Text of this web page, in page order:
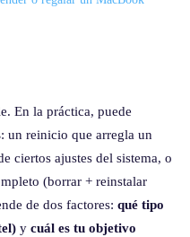
En la práctica, puede
: un reinicio que arregla un
ciertos ajustes del sistema, o
(borrar + reinstalar
de dos factores: qué tipo
y cuál es tu objetivo